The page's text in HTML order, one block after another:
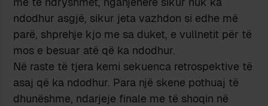
ndodhur asgjë, sikur jeta vazhdon si edhe më
parë, shprehje kjo me sa duket, e vullnetit për të
mos e besuar atë që ka ndodhur.
Në raste të tjera kemi sekuenca retrospektive të
asaj që ka ndodhur. Para një skene pothuaj të
dhunëshme, ndarjeje finale me të shoqin në